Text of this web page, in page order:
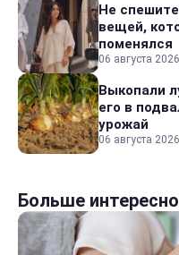
Не
вещей,
поменялся
06 августа
Выкопали
его в
урожай
06 августа
Больше